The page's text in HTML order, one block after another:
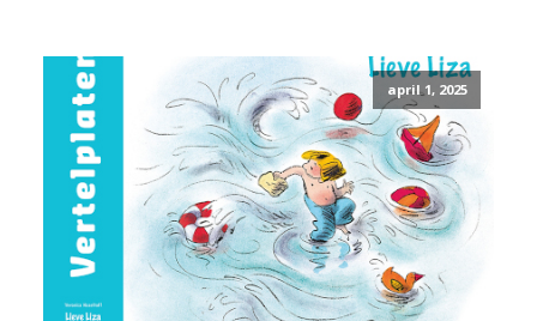
april 1, 2025